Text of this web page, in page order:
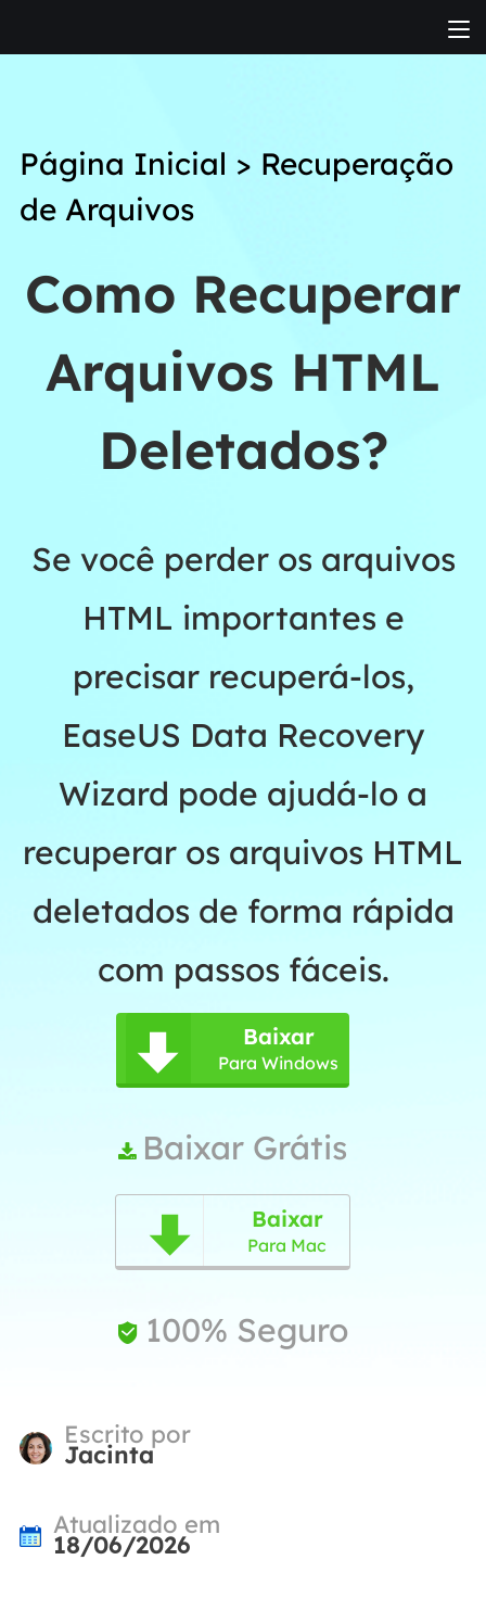
Página Inicial > Recuperação
de Arquivos
Como Recuperar
Arquivos HTML
Deletados?
Se você perder os arquivos
HTML importantes e
precisar recuperá-los,
EaseUS Data Recovery
Wizard pode ajudá-lo a
recuperar os arquivos HTML
deletados de forma rápida
com passos fáceis.
 Baixar
Para Windows
 Baixar Grátis
 Baixar
Para Mac
 100% Seguro
Escrito por
Jacinta
Atualizado em
18/06/2026